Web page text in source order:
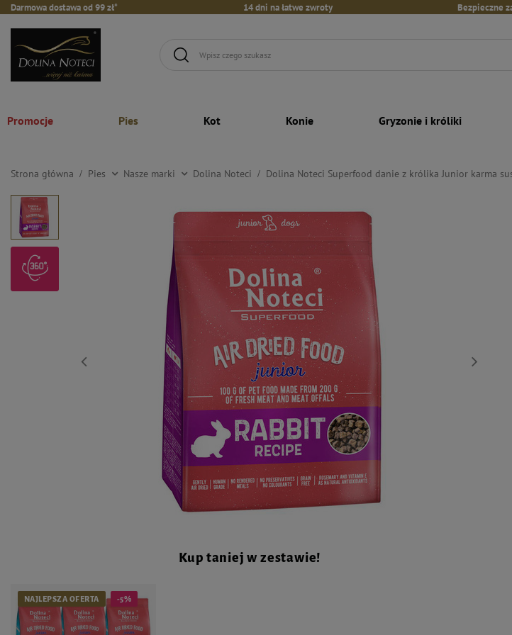
Darmowa dostawa od 99 zł* 14 dni na łatwe zwroty Bezpieczne
Promocje Pies Kot Konie Gryzonie i króliki
Strona główna Pies Nasze marki Dolina Noteci Dolina Noteci Superfood danie z królika Junior karma
Kup taniej w zestawie!
NAJLEPSZA OFERTA -5%